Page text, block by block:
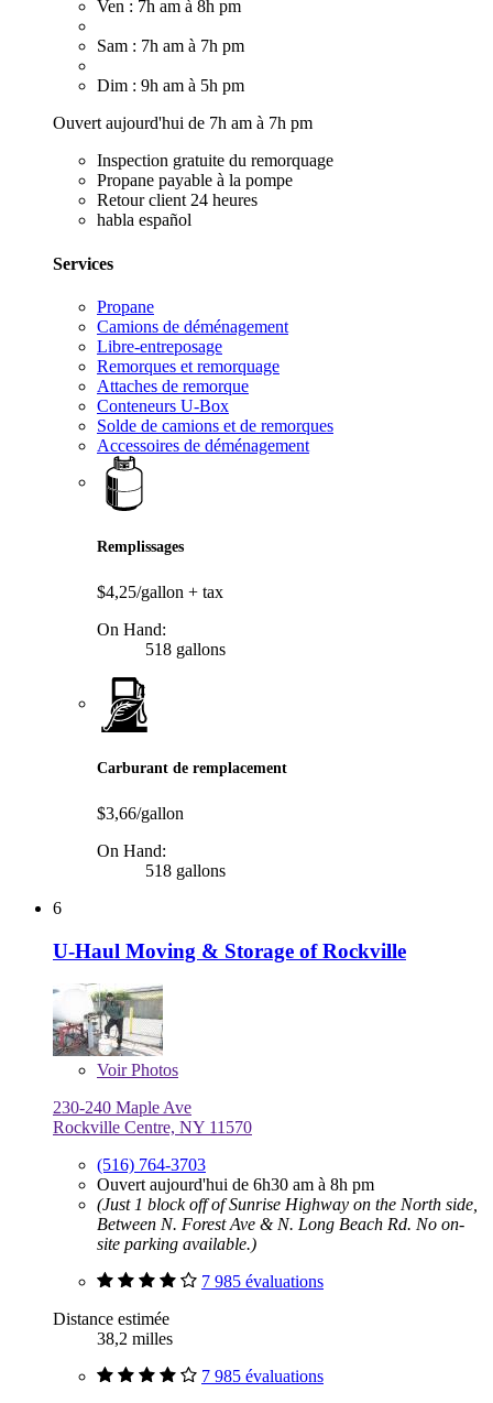
Ven : 7h am à 8h pm
Sam : 7h am à 7h pm
Dim : 9h am à 5h pm
Ouvert aujourd'hui de 7h am à 7h pm
Inspection gratuite du remorquage
Propane payable à la pompe
Retour client 24 heures
habla español
Services
Propane
Camions de déménagement
Libre-entreposage
Remorques et remorquage
Attaches de remorque
Conteneurs U-Box
Solde de camions et de remorques
Accessoires de déménagement
Remplissages
$4,25/gallon + tax
On Hand:
518 gallons
Carburant de remplacement
$3,66/gallon
On Hand:
518 gallons
6
U-Haul Moving & Storage of Rockville
VoirPhotos
230-240 Maple Ave
Rockville Centre, NY 11570
(516) 764-3703
Ouvert aujourd'hui de 6h30 am à 8h pm
(Just 1 block off of Sunrise Highway on the North side,
Between N. Forest Ave & N. Long Beach Rd. No on-
site parking available.)
7 985 évaluations
Distance estimée
38,2 milles
7 985 évaluations